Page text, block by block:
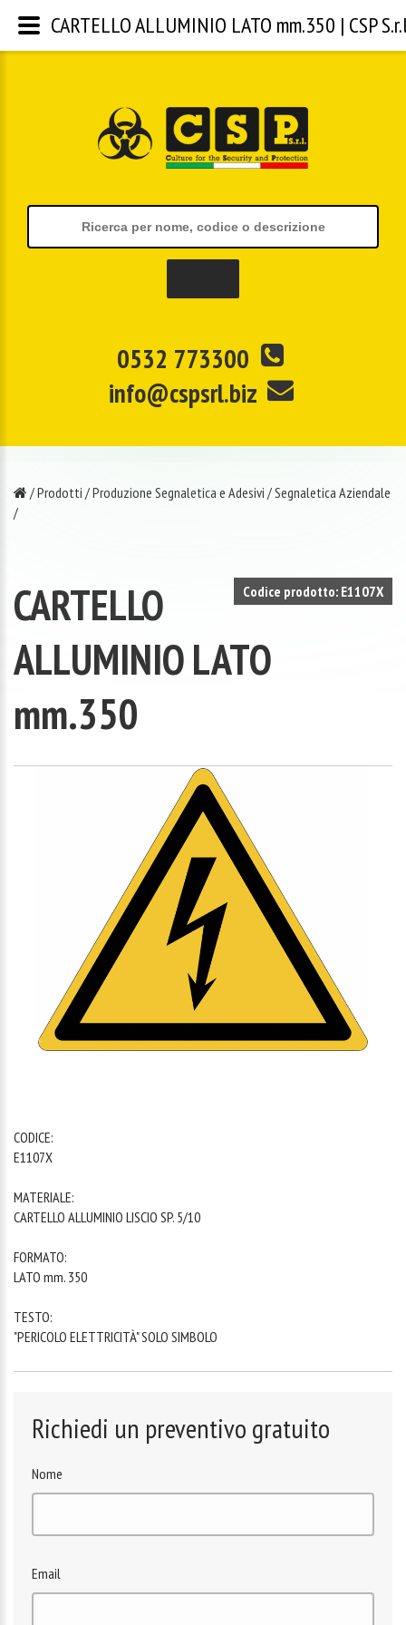
0532 773300
info@cspsrl.biz
/Prodotti /Produzione Segnaletica e Adesivi /Segnaletica Aziendale
/
Codice prodotto: E1107X
CARTELLO
ALLUMINIO LATO
mm.350
1
CODICE:
E1107X
MATERIALE:
CARTELLO ALLUMINIO LISCIO SP. 5/10
FORMATO:
LATO mm. 350
TESTO:
"PERICOLO ELETTRICITÀ" SOLO SIMBOLO
Richiedi un preventivo gratuito
Nome
Email
CARTELLO ALLUMINIO LATO mm.350 | CSP